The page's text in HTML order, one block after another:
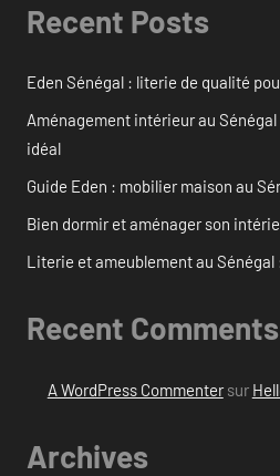
Recent Posts
Eden Sénégal : literie de qualité
Aménagement intérieur au
idéal
Guide Eden : mobilier maison au
Bien dormir et aménager son
Literie et ameublement au
Recent Comments
A WordPress Commentersur
Archives